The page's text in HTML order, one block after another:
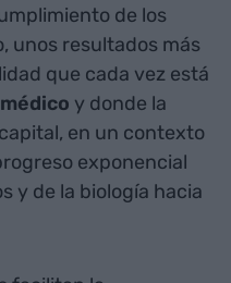
de los
unos resultados más
que cada vez está
y donde la
en un contexto
exponencial
y de la biología hacia